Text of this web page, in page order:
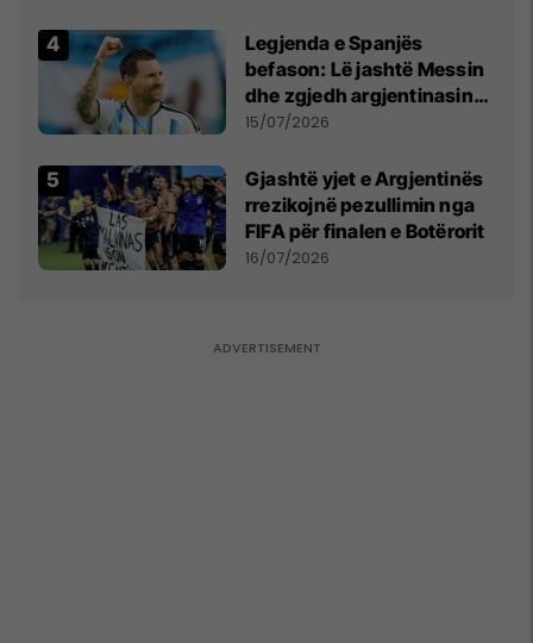
kërkon shkarkimin e
menjëhershëm të
Snezhana Paunoviq
Legjenda e Spanjës
befason: Lë jashtë Messin
dhe zgjedh argjentinasin
më të mirë në botë
15/07/2026
Gjashtë yjet e Argjentinës
rrezikojnë pezullimin nga
FIFA për finalen e Botërorit
16/07/2026